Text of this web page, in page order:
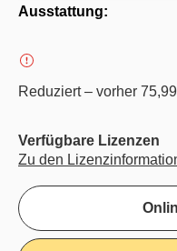
Ausstattung:
Reduziert – vorher
Verfügbare Lizenzen
Zu den